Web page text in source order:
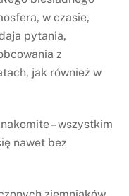
w czasie,
pytania,
z
jak również w
– wszystkim
nawet bez